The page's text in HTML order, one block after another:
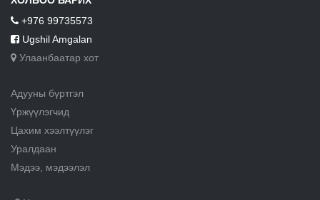
+976 99735573
Ugshil Amgalan
Улаанбаатар хот
Адууны бүртгэл
Үржүүлэгчид
Цахим хээлтүүлэг
Уралдаан
Мэдээ, мэдээлэл